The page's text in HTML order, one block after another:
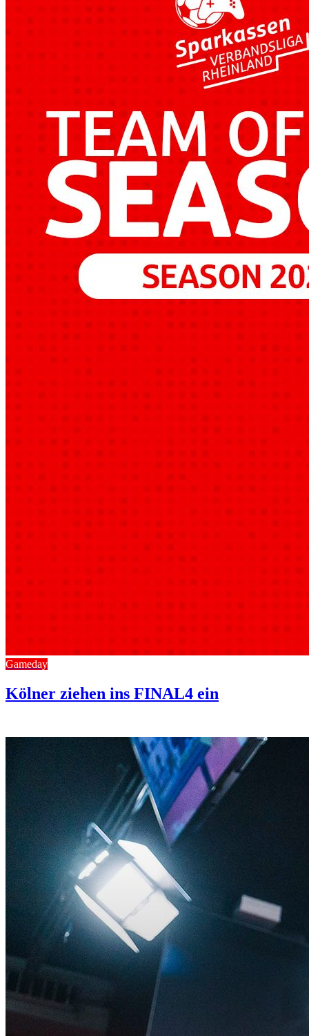
Gameday
Kölner ziehen ins FINAL4 ein